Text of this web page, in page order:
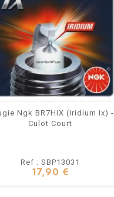
Ngk BR7HIX (Iridium Ix) -
Culot Court
Ref : SBP13031
17,90 €